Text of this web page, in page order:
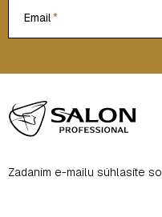
Email
á
p
äZadaním e-mailu súhlasíte so